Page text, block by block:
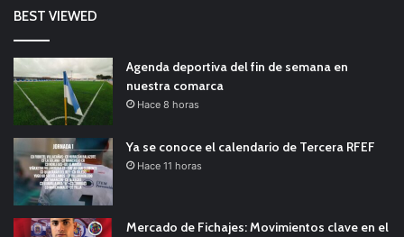
BEST VIEWED
Agenda deportiva del fin de semana en
nuestra comarca
Hace 8 horas
Ya se conoce el calendario de Tercera RFEF
Hace 11 horas
Mercado de Fichajes: Movimientos clave en el